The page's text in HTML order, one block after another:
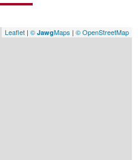
Leaflet | © JawgMaps | © OpenStreetMap